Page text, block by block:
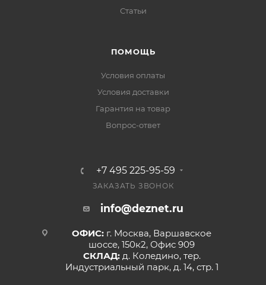
Статьи
ПОМОЩЬ
Условия оплаты
Условия доставки
Гарантия на товар
Вопрос-ответ
+7 495 225-95-59
ЗАКАЗАТЬ ЗВОНОК
info@deznet.ru
ОФИС: г. Москва, Варшавское
шоссе, 150к2, Офис 909
СКЛАД: д. Коледино, тер.
Индустриальный парк, д. 14, стр. 1